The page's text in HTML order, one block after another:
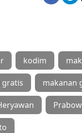
kodim
gratis makanan